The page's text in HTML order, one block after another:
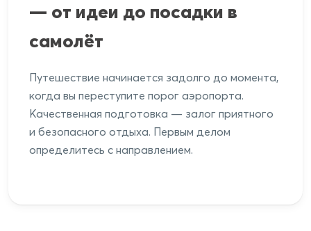
— от идеи до посадки в
самолёт
Путешествие начинается задолго до момента,
когда вы переступите порог аэропорта.
Качественная подготовка — залог приятного
и безопасного отдыха. Первым делом
определитесь с направлением.